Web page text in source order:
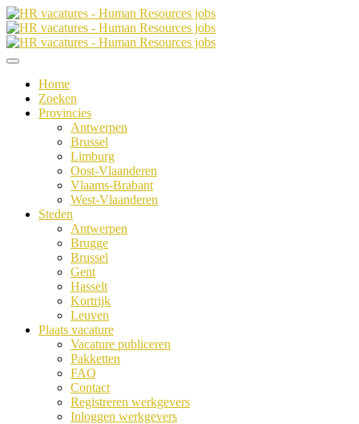
Home
Zoeken
Provincies
Antwerpen
Brussel
Limburg
Oost-Vlaanderen
Vlaams-Brabant
West-Vlaanderen
Steden
Antwerpen
Brugge
Brussel
Gent
Hasselt
Kortrijk
Leuven
Plaats vacature
Vacature publiceren
Pakketten
FAQ
Contact
Registreren werkgevers
Inloggen werkgevers